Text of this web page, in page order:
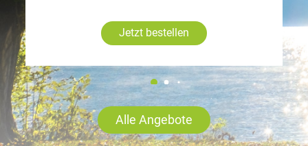
Jetzt bestellen
Alle Angebote